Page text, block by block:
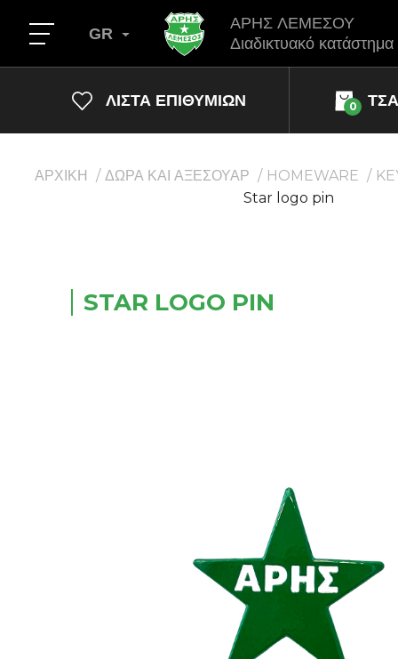
ΑΡΗΣ ΛΕΜΕΣΟΥ
Διαδικτυακό κατάστημα
GR
ΛΊΣΤΑ ΕΠΙΘΥΜΙΏΝ 0
ΑΡΧΙΚΗ ΔΩΡΑ ΚΑΙ ΑΞΕΣΟΥΑΡ HOMEWARE
Star logo pin
STAR LOGO PIN